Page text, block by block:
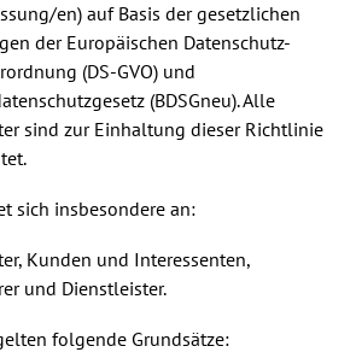
en) auf Basis der gesetzlichen
der Europäischen Datenschutz-
(DS-GVO) und
(BDSGneu). Alle
sind zur Einhaltung dieser Richtlinie
sich insbesondere an:
Kunden und Interessenten,
und Dienstleister.
folgende Grundsätze: